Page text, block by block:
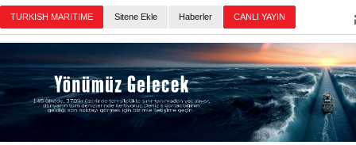
TURKISH MARITIME Sitene Ekle Haberler CANLI YAYIN